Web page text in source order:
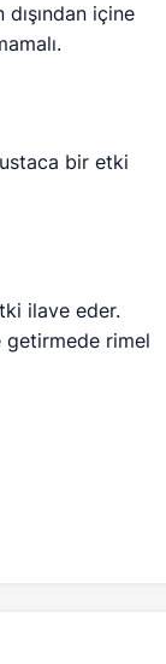
içine
bir etki
ilave eder.
getirmede rimel